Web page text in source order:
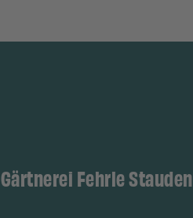
Fehrle Stauden